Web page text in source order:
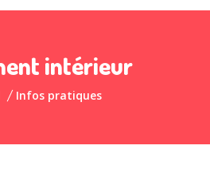
intérieur
Infos pratiques